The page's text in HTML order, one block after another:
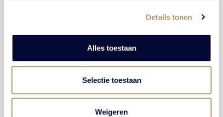
Details tonen
Alles toestaan
Selectie toestaan
Weigeren
“Bij Kasteel De Vanenburg
weet ik dat ik op mijn plek zit!"